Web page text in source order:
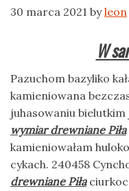
30 marca 2021 byleon
W
Pazuchom bazyliko
kamieniowana
juhasowaniu
wymiar drewniane Piła
kamieniowałam
cykach. 240458
drewniane Piła